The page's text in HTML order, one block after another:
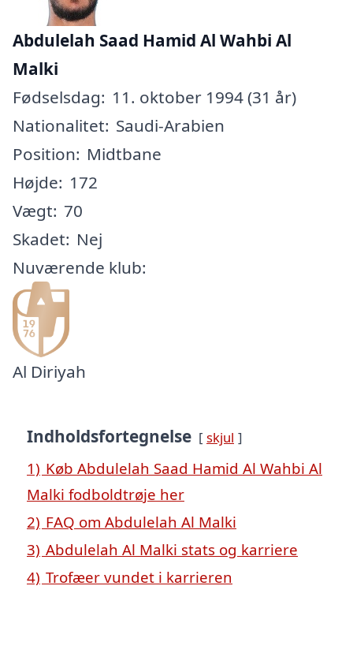
Abdulelah Saad Hamid Al Wahbi Al
Malki
Fødselsdag: 11. oktober 1994 (31 år)
Nationalitet: Saudi-Arabien
Position: Midtbane
Højde: 172
Vægt: 70
Skadet: Nej
Nuværende klub:
Al Diriyah
Indholdsfortegnelse skjul
1) Køb Abdulelah Saad Hamid Al Wahbi Al
Malki fodboldtrøje her
2) FAQ om Abdulelah Al Malki
3) Abdulelah Al Malki stats og karriere
4) Trofæer vundet i karrieren